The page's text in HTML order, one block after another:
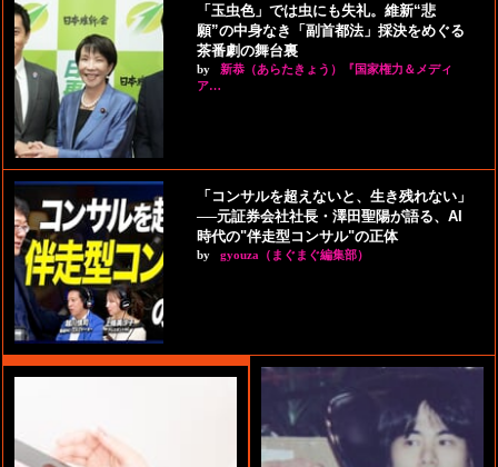
「玉虫色」では虫にも失礼。維新“悲
願”の中身なき「副首都法」採決をめぐる
茶番劇の舞台裏
by
新恭（あらたきょう）『国家権力＆メディ
ア…
「コンサルを超えないと、生き残れない」
──元証券会社社長・澤田聖陽が語る、AI
時代の"伴走型コンサル"の正体
by gyouza（まぐまぐ編集部）